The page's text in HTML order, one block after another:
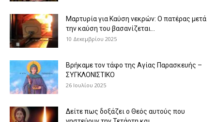
Μαρτυρία για Καύση νεκρών: Ο πατέρας μετά
την καύση του βασανίζεται...
10 Δεκεμβρίου 2025
Βρήκαμε τον τάφο της Αγίας Παρασκευής –
ΣΥΓΚΛΟΝΙΣΤΙΚΟ
26 Ιουλίου 2025
Δείτε πως δοξάζει ο Θεός αυτούς που